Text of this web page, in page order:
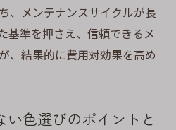
、メンテナンスサイクルが長
基準を押さえ、信頼できるメ
、結果的に費用対効果を高め
色選びのポイントと